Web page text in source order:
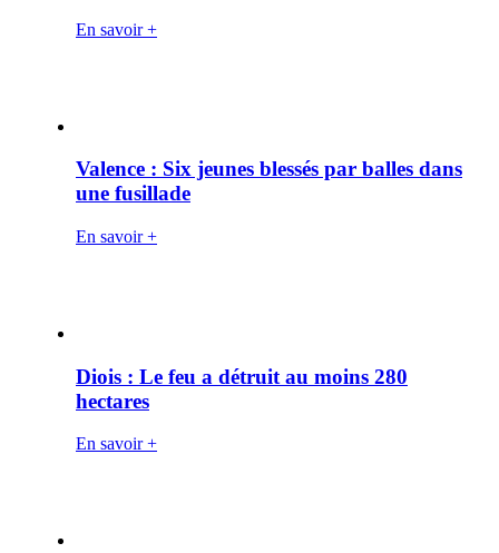
En savoir +
Valence : Six jeunes blessés par balles dans
une fusillade
En savoir +
Diois : Le feu a détruit au moins 280
hectares
En savoir +